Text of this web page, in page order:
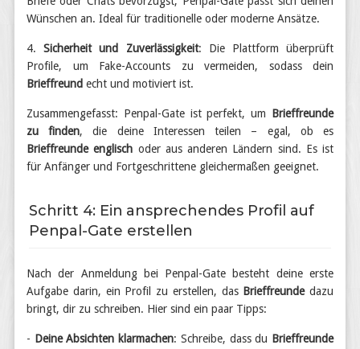
Wünschen an. Ideal für traditionelle oder moderne Ansätze.
4.Sicherheit und Zuverlässigkeit: Die Plattform überprüft
Profile, um Fake-Accounts zu vermeiden, sodass dein
Brieffreund echt und motiviert ist.
Zusammengefasst: Penpal-Gate ist perfekt, um
Brieffreunde
zu finden, die deine Interessen teilen – egal, ob es
Brieffreunde englisch oder aus anderen Ländern sind. Es ist
für Anfänger und Fortgeschrittene gleichermaßen geeignet.
Schritt 4: Ein ansprechendes Profil auf
Penpal-Gate erstellen
Nach der Anmeldung bei Penpal-Gate besteht deine erste
Aufgabe darin, ein Profil zu erstellen, das Brieffreundedazu
bringt, dir zu schreiben. Hier sind ein paar Tipps:
- Deine Absichten klarmachen: Schreibe, dass du Brieffreunde